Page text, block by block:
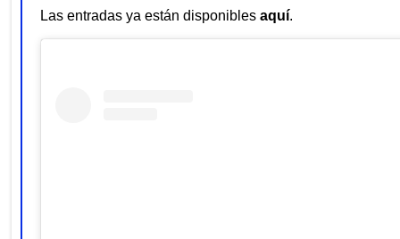
Las entradas ya están disponibles aquí.